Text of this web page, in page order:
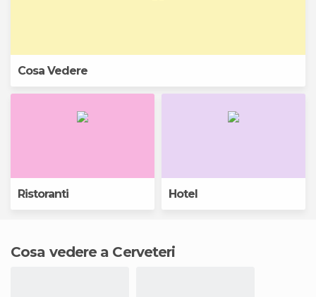
Cosa Vedere
Ristoranti Hotel
Cosa vedere a Cerveteri